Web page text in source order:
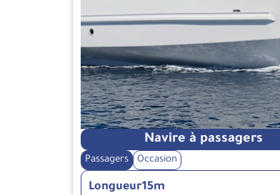
Navire à passagers
Passagers Occasion
Longueur15m